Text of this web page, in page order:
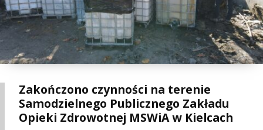
Zakończono czynności na terenie
Samodzielnego Publicznego Zakładu
Opieki Zdrowotnej MSWiA w Kielcach